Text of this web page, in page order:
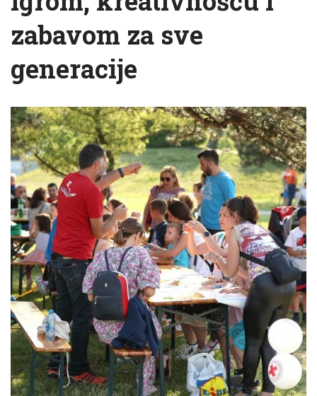
zabavom za sve
generacije